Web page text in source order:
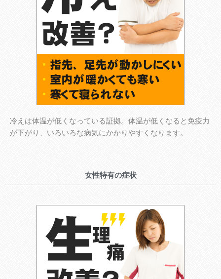
冷えは体温が低くなっている証拠。体温が低くなると免疫力
が下がり、いろいろな病気にかかりやすくなります。
女性特有の症状